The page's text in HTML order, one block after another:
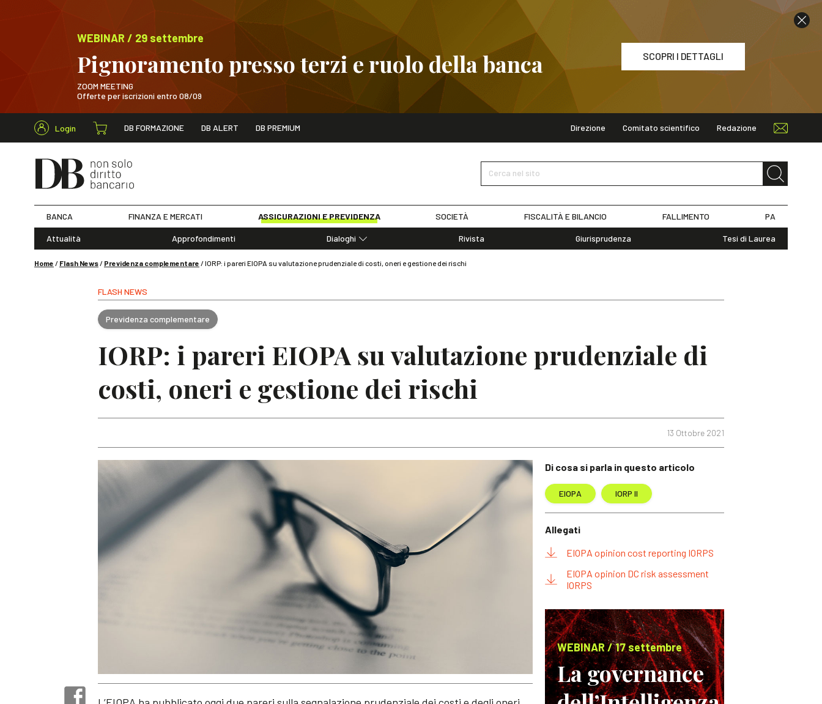
WEBINAR / 29 settembre
Pignoramento presso terzi e ruolo della banca
ZOOM MEETING
Offerte per iscrizioni entro 08/09
SCOPRI I DETTAGLI
WEBINAR / 29 settembre SCOPRI I DETTAGLI
Login DB FORMAZIONE DB ALERT DB PREMIUM Direzione Comitato scientifico Redazione
Cerca nel sito
Cerca nel sito
BANCA FINANZA E MERCATI ASSICURAZIONI E PREVIDENZA SOCIETÀ FISCALITÀ E BILANCIO FALLIMENTO PA
Attualità Approfondimenti
Dialoghi
Rivista Giurisprudenza Tesi di Laurea
Home / Flash News/ Previdenza complementare /IORP: i pareri EIOPA su valutazione prudenziale di costi, oneri e gestione dei rischi
FLASH NEWS
Previdenza complementare
IORP: i pareri EIOPA su valutazione prudenziale di
costi, oneri e gestione dei rischi
13 Ottobre 2021
Di cosa si parla in questo articolo
EIOPA IORP II
Allegati
EIOPA opinion cost reporting IORPS
EIOPA opinion DC risk assessment
IORPS
WEBINAR / 17 settembre
La governance